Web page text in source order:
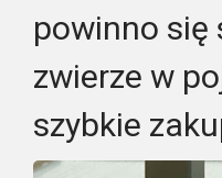
powinno się
zwierze w
szybkie